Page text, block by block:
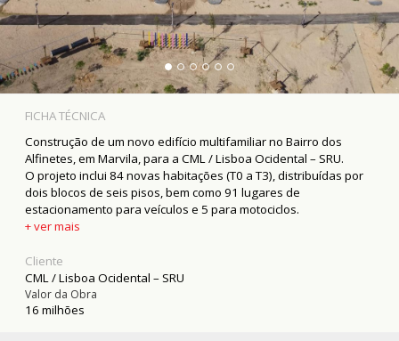
FICHA TÉCNICA
Construção de um novo edifício multifamiliar no Bairro dos
Alfinetes, em Marvila, para a CML / Lisboa Ocidental – SRU.
O projeto inclui 84 novas habitações (T0 a T3), distribuídas por
dois blocos de seis pisos, bem como 91 lugares de
estacionamento para veículos e 5 para motociclos.
Além do edifício, fomos responsáveis pela requalificação da
impacto positivo para toda a comunidade.
+ ver mais
Cliente
CML / Lisboa Ocidental – SRU
Valor da Obra
16 milhões